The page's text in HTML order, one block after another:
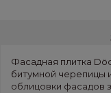
Фасадная плитка
битумной черепицы
облицовки фасадов